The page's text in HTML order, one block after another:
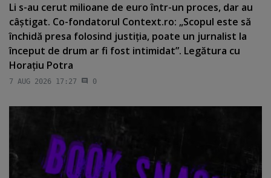
Li s-au cerut milioane de euro într-un proces, dar au
câştigat. Co-fondatorul Context.ro: „Scopul este să
închidă presa folosind justiţia, poate un jurnalist la
început de drum ar fi fost intimidat”. Legătura cu
Horaţiu Potra
7 AUG 2026 17:27 0